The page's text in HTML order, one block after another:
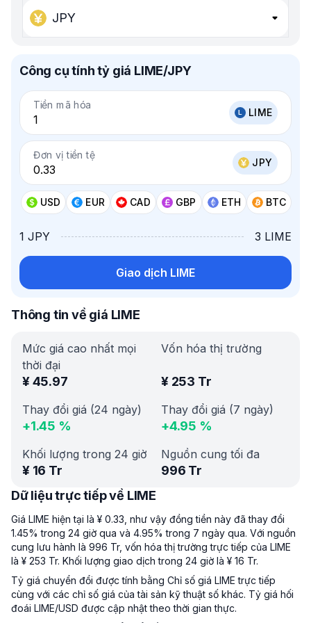
JPY
Công cụ tính tỷ giá LIME/JPY
Tiền mã hóa
LIME
Đơn vị tiền tệ
JPY
USD EUR CAD GBP ETH BTC
1 JPY 3 LIME
Giao dịch LIME
Thông tin về giá LIME
Mức giá cao nhất mọi
thời đại
¥45.97
Vốn hóa thị trường
¥ 253 Tr
Thay đổi giá (24 ngày)
+1.45 %
Thay đổi giá (7 ngày)
+4.95 %
Khối lượng trong 24 giờ
¥ 16 Tr
Nguồn cung tối đa
996 Tr
Dữ liệu trực tiếp về LIME
Giá LIME hiện tại là ¥ 0.33, như vậy đồng tiền này đã thay đổi
1.45% trong 24 giờ qua và 4.95% trong 7 ngày qua. Với nguồn
cung lưu hành là 996 Tr, vốn hóa thị trường trực tiếp của LIME
là ¥ 253 Tr. Khối lượng giao dịch trong 24 giờ là ¥ 16 Tr.
Tỷ giá chuyển đổi được tính bằng Chỉ số giá LIME trực tiếp
cùng với các chỉ số giá của tài sản kỹ thuật số khác. Tỷ giá hối
đoái LIME/USD được cập nhật theo thời gian thực.